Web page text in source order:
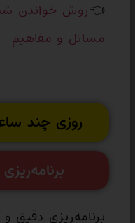
👈روش خواندن
مسائل و مفاهیم
روزی چند
برنامه‌ریزی دقیق و